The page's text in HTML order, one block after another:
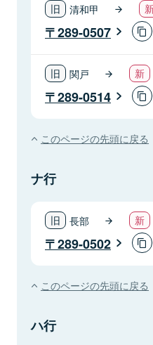
清和甲
289-0507
関戸
289-0514
このページの先頭に戻る
ナ行
長部
289-0502
このページの先頭に戻る
ハ行